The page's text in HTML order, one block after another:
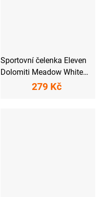
Sportovní čelenka Eleven
Dolomiti Meadow White
279 Kč